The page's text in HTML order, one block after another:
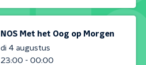
NOS Met het Oog op Morgen
di 4 augustus
23:00 - 00:00